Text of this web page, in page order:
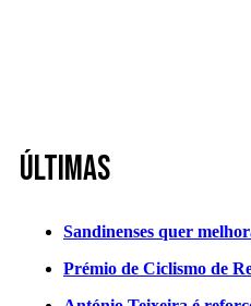
Últimas
Sandinenses quer
Prémio de Ciclismo de